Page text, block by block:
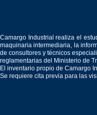
Camargo Industrial realiza el
maquinaria intermediaria, la
de consultores y técnicos
reglamentarias del Ministerio de
El inventario propio de Camargo
Se requiere cita previa para las